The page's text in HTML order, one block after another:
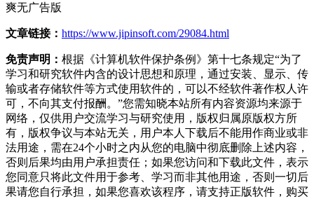
爽无广告版
文章链接： https://www.jipinsoft.com/29084.html
免责声明： 根据《计算机软件保护条例》第十七条规定“为了
学习和研究软件内含的设计思想和原理，通过安装、显示、传
输或者存储软件等方式使用软件的，可以不经软件著作权人许
可，不向其支付报酬。”您需知晓本站所有内容资源均来源于
网络，仅供用户交流学习与研究使用，版权归属原版权方所
有，版权争议与本站无关，用户本人下载后不能用作商业或非
法用途，需在24个小时之内从您的电脑中彻底删除上述内容，
否则后果均由用户承担责任；如果您访问和下载此文件，表示
您同意只将此文件用于参考、学习而非其他用途，否则一切后
果请您自行承担，如果您喜欢该程序，请支持正版软件，购买